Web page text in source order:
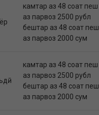
камтар аз 48 соат пеш
аз парвоз 2500 рубл
бештар аз 48 соат пеш
аз парвоз 2000 сум
камтар аз 48 соат пеш
аз парвоз 2500 рубл
бештар аз 48 соат пеш
аз парвоз 2000 сум